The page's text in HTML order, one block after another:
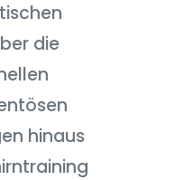
die
hinaus